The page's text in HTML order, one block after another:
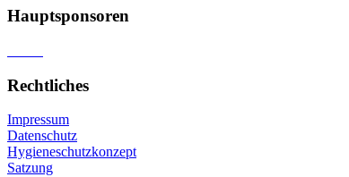
Hauptsponsoren
Rechtliches
Impressum
Datenschutz
Hygieneschutzkonzept
Satzung